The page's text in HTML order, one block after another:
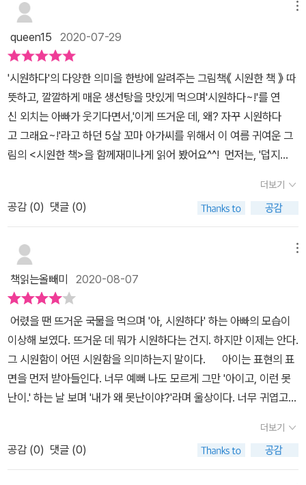
하다~외치는 아빠의 모습이 생각나서 일까요?저희 아이들이 가장 좋
아했던 시원한 장면이에요.으하하! 아빠아니야?두아이 모두 키득키
득 너무 좋아하더라구요. ​바람의 온도나 뜨거운 국물을 마실때,시원
하게 내리는 비를 볼때, 차가 뻥 뚫리는 도로를 달릴때, 참았던 볼일을
볼때,속시원하게 눈물을 다 쏟아낼때 등시원하다의 다양한 표현을 볼
수있었어요.우리가 일상생활에서 시원하다는 말을 이렇게다양한 상
황속에서 사용을 하고 있었나 <시원한 책>을 보니 새삼 놀랍더라구
요.​외국사람들이 우리말을 배울때 이런 중의적인 표현을 정말 어려워
말의 장점이지 않을까 생각이 듭니다.​무더운 여름, 아이들과 시원하
고 재밌는 우리말의 표현들을만날수있는 <시원한 책> 읽으시며시원
한 하루 보내시길 바랍니다!​​
장에서 수영을 할때 시원했다고 말하기도 했습니다~~일반적으로 차
가운것에 대해만 알고 있는 시원하다의 뜻 그림책에 나와있는 여러
다양한 시원함의 표현을 함께보고아이도 느껴보았을 일을 생각하면
서그때 시원하다고 느꼈어?라고 물으니 이 표현도 이럴때 시원하다
라는 말을 쓰냐는 식의 깜짝놀랐던 표정을 보였어요ㅎㅎㅎ 이렇게
하나의 말이 몇가지로 의미가 다른것을 '다의어'라고 해요아이에게
'다의어'란 의미를 설명해줄수 있는 시간이 될수 있어서 즐거웠습니다
~​우리말은 다양하기에 어렵게 느껴지기도 하면서도재미있게도 느껴
지기도 하는데요~의미는 여러가지로 나타내어도상황이나 설명이 잘
나타내어지면 말하는 사람도 듣는사람도 정확하게 전달하고 받을수
있게되요​이기사는 옆에서 부항한다며 슬쩍 꺼냈는데아이는 아빠가
많아요~~​나중에아이가 좀 더 커서도'다의어'에 대한것을 물었을때
보여주기 너무 좋겠다 싶은 그림책이에요그림과 '시원하다'의 표현이
너무나 정확해서 쉽게 이해할수 있었던 그림책~이었습니다~
queen15 2020-07-29
'시원하다'의 다양한 의미을 한방에 알려주는 그림책《 시원한 책 》 따
뜻하고, 깔깔하게 매운 생선탕을 맛있게 먹으며'시원하다~!'를 연
신 외치는 아빠가 웃기다면서,'이게 뜨거운 데, 왜? 자꾸 시원하다
고 그래요~!'라고 하던 5살 꼬마 아가씨를 위해서 이 여름 귀여운 그
림의 <시원한 책>을 함께재미나게 읽어 봤어요^^! 먼저는, '덥지
표현했네요~~^^ '캬하, 시원하다!'는 취임새에서, 보는 저랑 아이
도 시원함을 함께 느끼네요^^선풍기 앞에서 입 벌리고 있는 모습
은 ㅋ 꼭 우리 꼬마 아가씨랑 닮았네요!! '음식이 차고 산뜻하거나, 뜨
거우면서 속을 후련하게 하는 점이 있다'는 2차적 의미의 '시원하
한 그릇을 들고'이야, 시원-하다.' 라고 말씀하시는 어르신,팔팔 끊
는 목욕탕 물 속에서 '하아, 시원하다. 너도 들어와 봐.' 하시는 말씀에
의심스런 눈초리로 '거짓말?.' 이라고 대꾸하는 꼬마 ㅋㅋ'막힌 데
가 없이 활짝 트이어 마음이 후련하다'는 또다른 2차적인 '시원하
다'는 의미 표현을 나타낸 그림들이 무척 많은데^^ 그 중 2개의 그림
이죠.막~~ 울고 난 후, '아, 속 시원해.'라는 부분에서는 꼬마 아가씨
가 아직까지.. ㅋㅋ 그 의미를 이해하지 못하겠다 해요^^ 그래~~ 그
때가 언젠가 오겠지..^^화장실에서 폭탄이 언제 터질까? 불안한 심정
으로 있다가 ^^드뎌 볼일을 보고서 폭죽이 팡팡 터질 때의 그 마음~
더보기
공감 (0) 댓글 (0)
책읽는올빼미 2020-08-07
어렸을 땐 뜨거운 국물을 먹으며 '아, 시원하다' 하는 아빠의 모습이
이상해 보였다. 뜨거운 데 뭐가 시원하다는 건지. 하지만 이제는 안다.
그 시원함이 어떤 시원함을 의미하는지 말이다. ​ 아이는 표현의 표
면을 먼저 받아들인다. 너무 예뻐 나도 모르게 그만 '아이고, 이런 못
난이.' 하는 날 보며 '내가 왜 못난이야?'라며 울상이다. 너무 귀엽고
현 내층에 숨은 의미들을 깨달아가는 것도 성장의 한 측면인 것 같다.
'시원하다'도 마찬가지다. 얼음, 찬물같이 정말 실체적으로 차가운 것
들을 가리키기도 하지만 그 외에도 수많은 의미가 있다. 내가 알고 있
더보기
공감 (0) 댓글 (0)